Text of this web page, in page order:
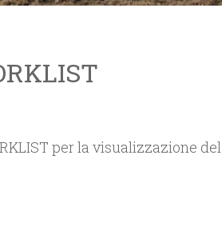
per la visualizzazione del